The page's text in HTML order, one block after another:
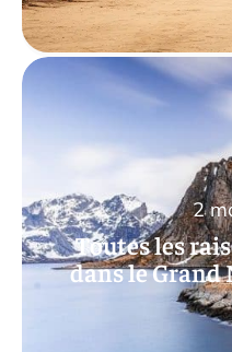
Toutes les
dans le Grand
2